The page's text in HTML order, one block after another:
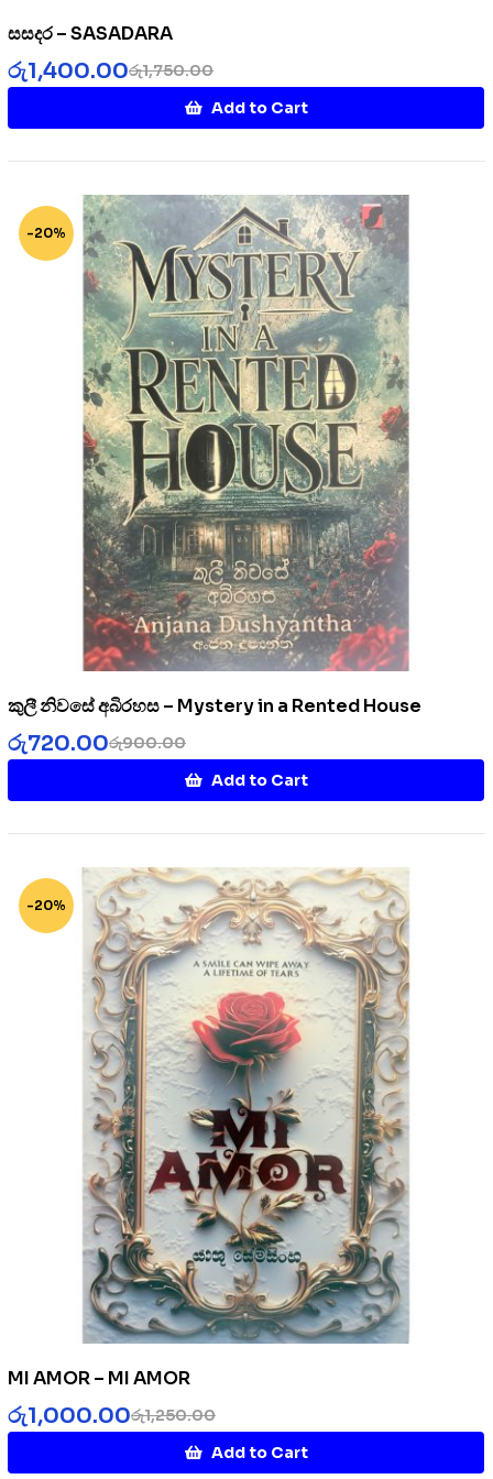
සසදර – SASADARA
රු1,750.00
රු1,400.00
Add to Cart
-20%
කුලී නිවසේ අබිරහස – Mystery in a Rented House
රු900.00
රු720.00
Add to Cart
-20%
MI AMOR – MI AMOR
රු1,250.00
රු1,000.00
Add to Cart